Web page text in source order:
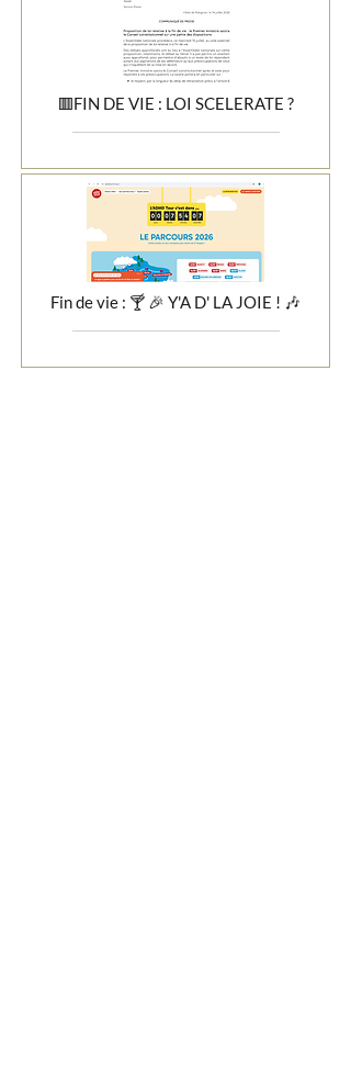
🟥FIN DE VIE : LOI SCELERATE ?
Fin de vie : 🍸 🎉 Y'A D' LA JOIE ! 🎶